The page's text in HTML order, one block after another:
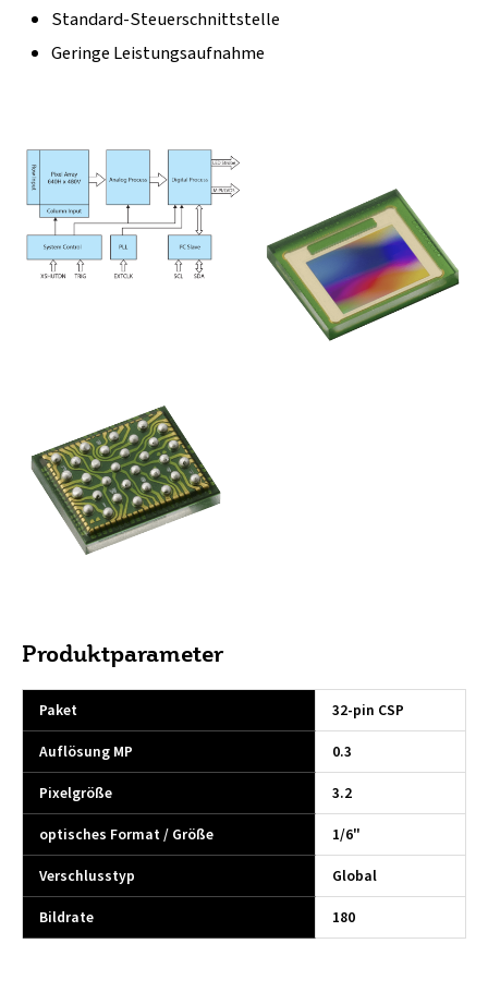
Standard-Steuerschnittstelle
Geringe Leistungsaufnahme
Produktparameter
Paket
32-pin CSP
Auflösung MP
0.3
Pixelgröße
3.2
optisches Format / Größe
1/6"
Verschlusstyp
Global
Bildrate
180